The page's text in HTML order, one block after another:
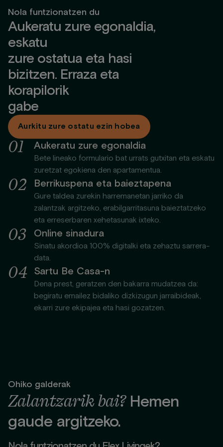
Nola funtzionatzen du
Aukeratu zure egonaldia,
eskatu
zure ostatua eta hasi
bizitzen. Erraza eta
korapilorik
gabe
Aurkitu zure ostatu ezin hobea
01 Aukeratu zure egonaldia
Bete lineako formulario bat urrats gutxitan eta eskatu
zuretzat egokiena den apartamentua.
02 Berrikuspena eta baieztapena
Gure taldea zurekin harremanetan jarriko da
zalantzak argitzeko, erabilgarritasuna baieztatzeko
eta erreserbaren xehetasunak ixteko.
03 Online sinadura
Sinatu akordioa 100% digitalki eta zehaztu sarrera-
data.
04 Sartu Be Casa-n
Dena prest, geratzen den bakarra mudatzea da:
begiratu emailez bidaliko dizkizugun jarraibideak,
ekarri zure ekipajea eta hasi gozatzen.
Ohiko galderak
Zalantzarik bai?Hemen
gaude argitzeko.